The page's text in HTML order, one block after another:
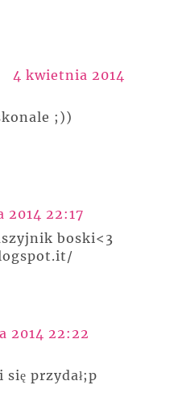
4 kwietnia 2014
;))
2014 22:17
boski<3
2014 22:22
się przydał;p